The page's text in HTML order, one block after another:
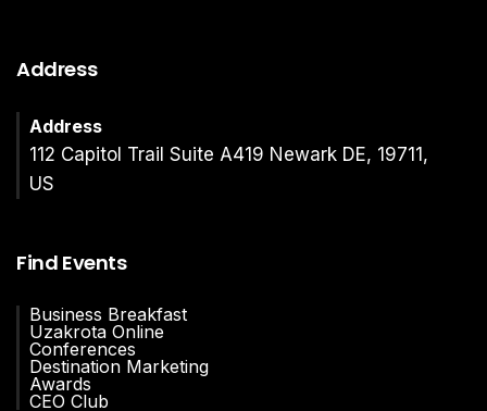
Address
Address
112 Capitol Trail Suite A419 Newark DE, 19711,
US
Find Events
Business Breakfast
Uzakrota Online
Conferences
Destination Marketing
Awards
CEO Club